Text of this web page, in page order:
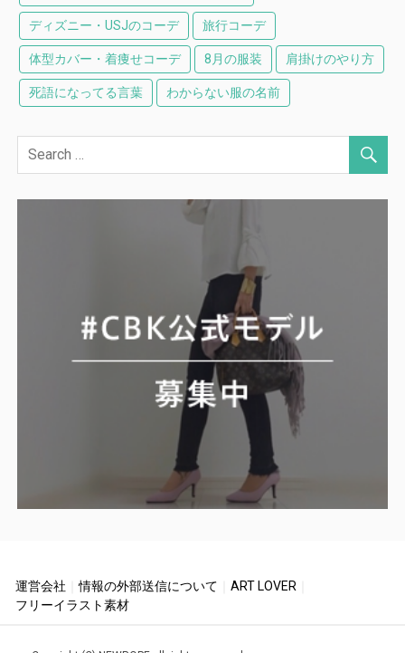
ディズニー・USJのコーデ 旅行コーデ
体型カバー・着痩せコーデ 8月の服装 肩掛けのやり方
死語になってる言葉 わからない服の名前
運営会社 ｜情報の外部送信について ART LOVER｜
フリーイラスト素材